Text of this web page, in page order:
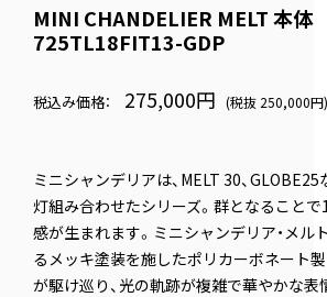
MINI CHANDELIER MELT 本体
725TL18FIT13-GDP
税込み価格： 275,000円 (税抜 250,000円)
ミニシャンデリアは、MELT 30、
灯組み合わせたシリーズ。群となること
感が生まれます。ミニシャンデリア・メル
るメッキ塗装を施したポリカーボネート
が駆け巡り、光の軌跡が複雑で華やかな表